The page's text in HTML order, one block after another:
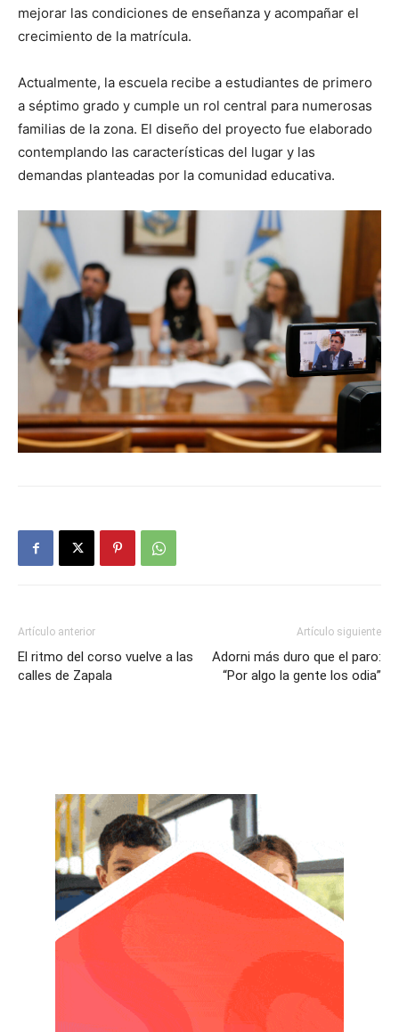
mejorar las condiciones de enseñanza y acompañar el
crecimiento de la matrícula.
Actualmente, la escuela recibe a estudiantes de primero
a séptimo grado y cumple un rol central para numerosas
familias de la zona. El diseño del proyecto fue elaborado
contemplando las características del lugar y las
demandas planteadas por la comunidad educativa.
Artículo anterior
El ritmo del corso vuelve a las
calles de Zapala
Artículo siguiente
Adorni más duro que el paro:
“Por algo la gente los odia”